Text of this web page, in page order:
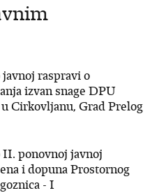
javnoj raspravi o
izvan snage DPU
Cirkovljanu, Grad Prelog
II. ponovnoj javnoj
i dopuna Prostornog
- I